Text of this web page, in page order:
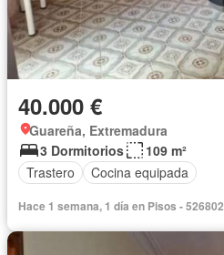
40.000 €
Guareña, Extremadura
3 Dormitorios
109 m²
Trastero
Cocina equipada
Hace 1 semana, 1 día en Pisos - 526802